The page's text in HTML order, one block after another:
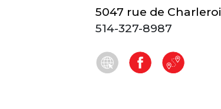
5047 rue de Charleroi
514-327-8987